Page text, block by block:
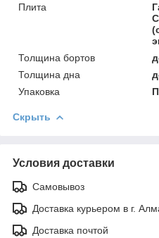
Плита
Толщина бортов
Толщина дна
Упаковка
Скрыть
Условия доставки
Самовывоз
Доставка курьером в г.
Доставка почтой